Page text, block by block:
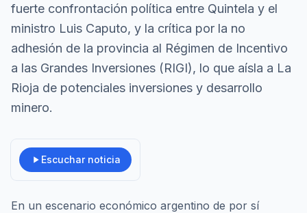
fuerte confrontación política entre Quintela y el
ministro Luis Caputo, y la crítica por la no
adhesión de la provincia al Régimen de Incentivo
a las Grandes Inversiones (RIGI), lo que aísla a La
Rioja de potenciales inversiones y desarrollo
minero.
Escuchar noticia
En un escenario económico argentino de por sí